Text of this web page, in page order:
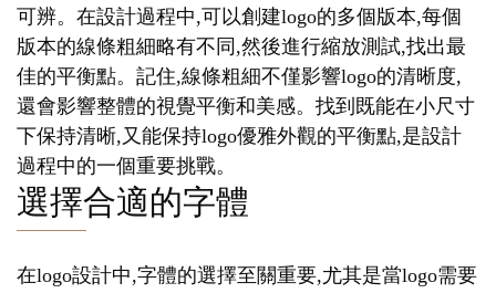
可辨。在設計過程中,可以創建logo的多個版本,每個
版本的線條粗細略有不同,然後進行縮放測試,找出最
佳的平衡點。記住,線條粗細不僅影響logo的清晰度,
還會影響整體的視覺平衡和美感。找到既能在小尺寸
下保持清晰,又能保持logo優雅外觀的平衡點,是設計
過程中的一個重要挑戰。
選擇合適的字體
在logo設計中,字體的選擇至關重要,尤其是當logo需要